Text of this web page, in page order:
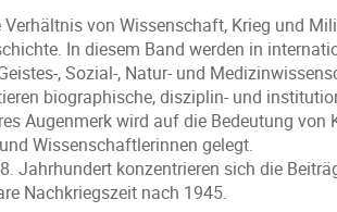
von Wissenschaft, Krieg und
In diesem Band werden in
, Sozial-, Natur- und
biographische, disziplin- und
Augenmerk wird auf die Bedeutung
Wissenschaftlerinnen gelegt.
Jahrhundert konzentrieren sich die
Nachkriegszeit nach 1945.